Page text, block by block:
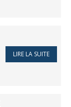
LIRE LA SUITE